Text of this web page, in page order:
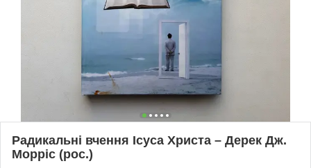
Радикальні вчення Ісуса Христа – Дерек Дж.
Морріс (рос.)